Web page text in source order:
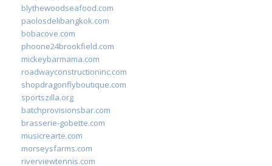
blythewoodseafood.com
paolosdelibangkok.com
bobacove.com
phoone24brookfield.com
mickeybarmama.com
roadwayconstructioninc.com
shopdragonflyboutique.com
sportszilla.org
batchprovisionsbar.com
brasserie-gobette.com
musicrearte.com
morseysfarms.com
riverviewtennis.com